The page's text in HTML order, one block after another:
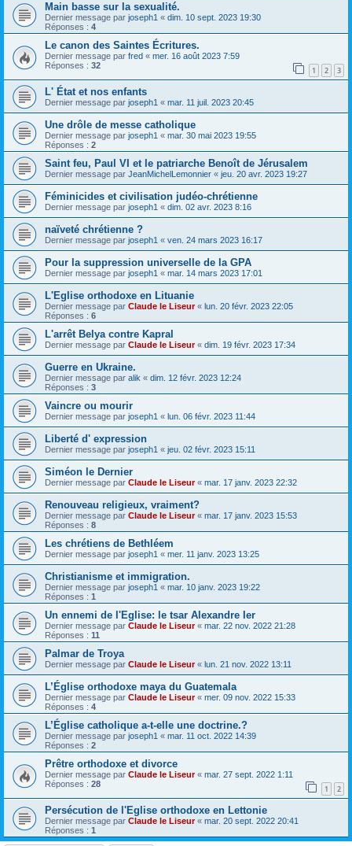
Main basse sur la sexualité.
Dernier message par joseph1 « dim. 10 sept. 2023 19:30
Réponses : 4
Le canon des Saintes Écritures.
Dernier message par fred « mer. 16 août 2023 7:59
Réponses : 32 1 2 3
L' État et nos enfants
Dernier message par joseph1 « mar. 11 juil. 2023 20:45
Une drôle de messe catholique
Dernier message par joseph1 « mar. 30 mai 2023 19:55
Réponses : 2
Saint feu, Paul VI et le patriarche Benoît de Jérusalem
Dernier message par JeanMichelLemonnier « jeu. 20 avr. 2023 19:27
Féminicides et civilisation judéo-chrétienne
Dernier message par joseph1 « dim. 02 avr. 2023 8:16
naïveté chrétienne ?
Dernier message par joseph1 « ven. 24 mars 2023 16:17
Pour la suppression universelle de la GPA
Dernier message par joseph1 « mar. 14 mars 2023 17:01
L'Eglise orthodoxe en Lituanie
Dernier message par Claude le Liseur« lun. 20 févr. 2023 22:05
Réponses : 6
L'arrêt Belya contre Kapral
Dernier message par Claude le Liseur« dim. 19 févr. 2023 17:34
Guerre en Ukraine.
Dernier message par alik « dim. 12 févr. 2023 12:24
Réponses : 3
Vaincre ou mourir
Dernier message par joseph1 « lun. 06 févr. 2023 11:44
Liberté d' expression
Dernier message par joseph1 « jeu. 02 févr. 2023 15:11
Siméon le Dernier
Dernier message par Claude le Liseur« mar. 17 janv. 2023 22:32
Renouveau religieux, vraiment?
Dernier message par Claude le Liseur« mar. 17 janv. 2023 15:53
Réponses : 8
Les chrétiens de Bethléem
Dernier message par joseph1 « mer. 11 janv. 2023 13:25
Christianisme et immigration.
Dernier message par joseph1 « mar. 10 janv. 2023 19:22
Réponses : 1
Un ennemi de l'Eglise: le tsar Alexandre Ier
Dernier message par Claude le Liseur« mar. 22 nov. 2022 21:28
Réponses : 11
Palmar de Troya
Dernier message par Claude le Liseur« lun. 21 nov. 2022 13:11
L’Église orthodoxe maya du Guatemala
Dernier message par Claude le Liseur« mer. 09 nov. 2022 15:33
Réponses : 4
L’Église catholique a-t-elle une doctrine.?
Dernier message par joseph1 « mar. 11 oct. 2022 14:39
Réponses : 2
Prêtre orthodoxe et divorce
Dernier message par Claude le Liseur« mar. 27 sept. 2022 1:11
Réponses : 28 1 2
Persécution de l'Eglise orthodoxe en Lettonie
Dernier message par Claude le Liseur« mar. 20 sept. 2022 20:41
Réponses : 1